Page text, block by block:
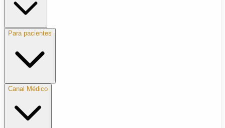
Para pacientes
Canal Médico